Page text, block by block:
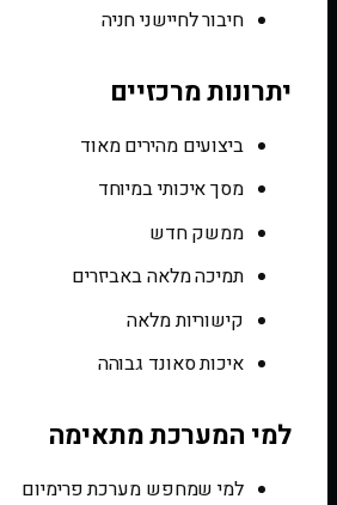
חיבור לחיישני חניה
יתרונות מרכזיים
ביצועים מהירים מאוד
מסך איכותי במיוחד
ממשק חדש
תמיכה מלאה באביזרים
קישוריות מלאה
איכות סאונד גבוהה
למי המערכת מתאימה
למי שמחפש מערכת פרימיום